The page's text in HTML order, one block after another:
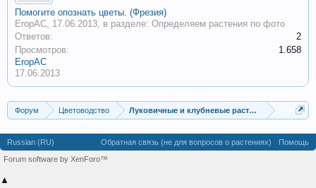
Помогите опознать цветы. (Фрезия)
EropAC 17.06.2013 , в разделе: Определяем растения по фото
Ответов:
2
Просмотров:
1.658
EropAC
17.06.2013
Форум Цветоводство Луковичные и клубневые растения
Russian (RU) Обратная связь (не для вопросов о растениях)
Помощь
Forum software by XenForo™
▲